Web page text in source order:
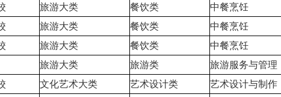
旅游大类 餐饮类 中餐烹饪
旅游大类 餐饮类 中餐烹饪
旅游大类 餐饮类 中餐烹饪
旅游大类 旅游类 旅游服务与管理
文化艺术大类 艺术设计类 艺术设计与制作